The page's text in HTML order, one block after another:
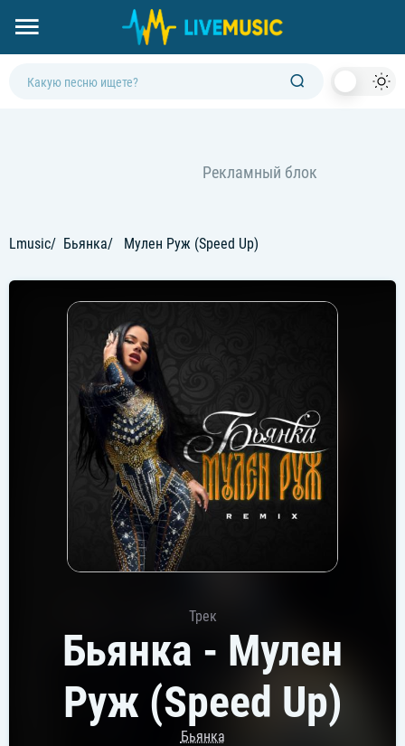
Lmusic Бьянка Мулен Руж (Speed Up)
Трек
Бьянка - Мулен
Руж (Speed Up)
Бьянка